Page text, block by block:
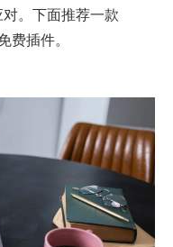
。下面推荐一款
费插件。